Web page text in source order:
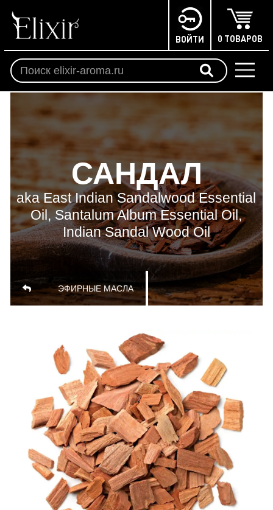
ВОЙТИ 0 ТОВАРОВ
САНДАЛ
aka East Indian Sandalwood Essential
Oil, Santalum Album Essential Oil,
Indian Sandal Wood Oil
ЭФИРНЫЕ МАСЛА